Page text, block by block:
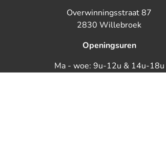
Overwinningsstraat 87
2830 Willebroek
Openingsuren
Ma - woe: 9u-12u & 14u-18u